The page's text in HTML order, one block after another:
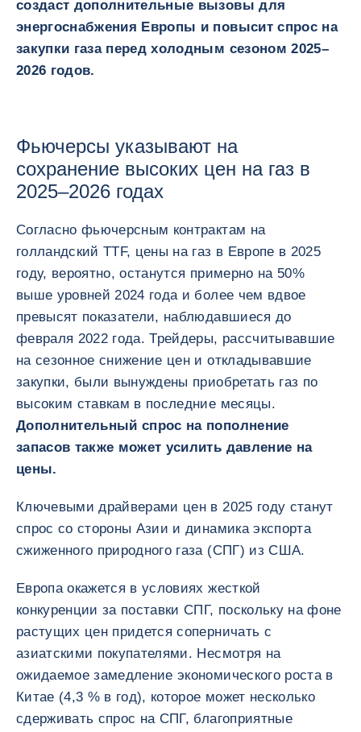
создаст дополнительные вызовы для
энергоснабжения Европы и повысит спрос на
закупки газа перед холодным сезоном 2025–
2026 годов.
Фьючерсы указывают на
сохранение высоких цен на газ в
2025–2026 годах
Согласно фьючерсным контрактам на
голландский TTF, цены на газ в Европе в 2025
году, вероятно, останутся примерно на 50%
выше уровней 2024 года и более чем вдвое
превысят показатели, наблюдавшиеся до
февраля 2022 года. Трейдеры, рассчитывавшие
на сезонное снижение цен и откладывавшие
закупки, были вынуждены приобретать газ по
высоким ставкам в последние месяцы.
Дополнительный спрос на пополнение
запасов также может усилить давление на
цены.
Ключевыми драйверами цен в 2025 году станут
спрос со стороны Азии и динамика экспорта
сжиженного природного газа (СПГ) из США.
Европа окажется в условиях жесткой
конкуренции за поставки СПГ, поскольку на фоне
растущих цен придется соперничать с
азиатскими покупателями. Несмотря на
ожидаемое замедление экономического роста в
Китае (4,3 % в год), которое может несколько
сдерживать спрос на СПГ, благоприятные